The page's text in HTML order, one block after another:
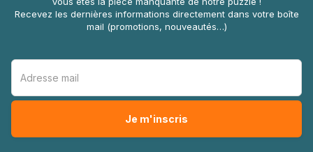
Recevez les dernières informations directement dans votre boîte
mail (promotions, nouveautés…)